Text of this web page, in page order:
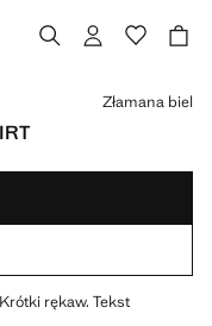
Złamana biel
rękaw. Tekst